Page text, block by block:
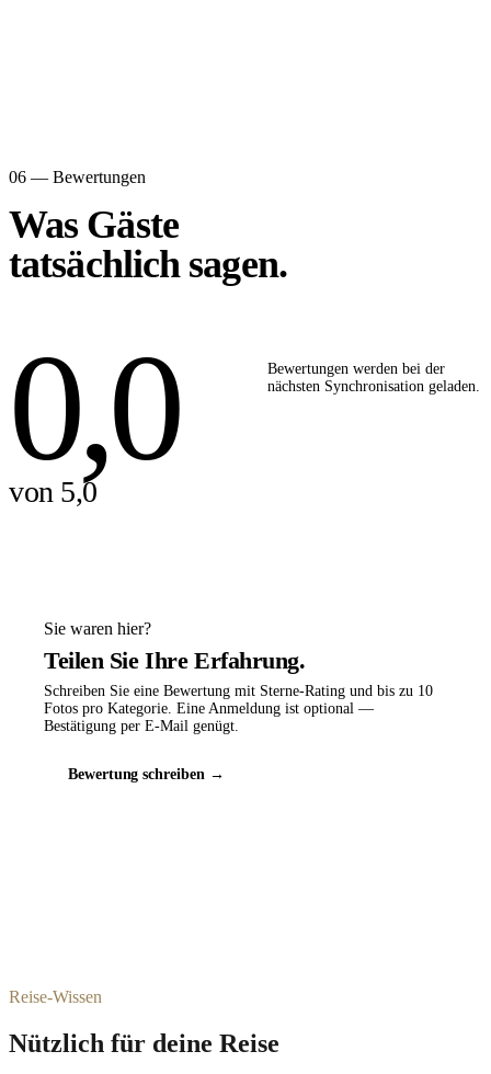
06 — Bewertungen
Was Gäste
tatsächlich sagen.
0,0
von 5,0
Bewertungen werden bei der
nächsten Synchronisation geladen.
Sie waren hier?
Teilen Sie Ihre Erfahrung.
Schreiben Sie eine Bewertung mit Sterne-Rating und bis zu 10
Fotos pro Kategorie. Eine Anmeldung ist optional —
Bestätigung per E-Mail genügt.
Bewertung schreiben →
Reise-Wissen
Nützlich für deine Reise